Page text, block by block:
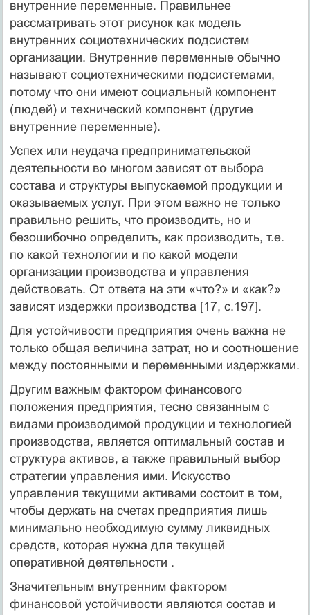
внутренние переменные. Правильнее
рассматривать этот рисунок как модель
внутренних социотехнических подсистем
организации. Внутренние переменные обычно
называют социотехническими подсистемами,
потому что они имеют социальный компонент
(людей) и технический компонент (другие
внутренние переменные).
Успех или неудача предпринимательской
деятельности во многом зависят от выбора
состава и структуры выпускаемой продукции и
оказываемых услуг. При этом важно не только
правильно решить, что производить, но и
безошибочно определить, как производить, т.е.
по какой технологии и по какой модели
организации производства и управления
действовать. От ответа на эти «что?» и «как?»
зависят издержки производства [17, c.197].
Для устойчивости предприятия очень важна не
только общая величина затрат, но и соотношение
между постоянными и переменными издержками.
Другим важным фактором финансового
положения предприятия, тесно связанным с
видами производимой продукции и технологией
производства, является оптимальный состав и
структура активов, а также правильный выбор
стратегии управления ими. Искусство
управления текущими активами состоит в том,
чтобы держать на счетах предприятия лишь
минимально необходимую сумму ликвидных
средств, которая нужна для текущей
оперативной деятельности .
Значительным внутренним фактором
финансовой устойчивости являются состав и